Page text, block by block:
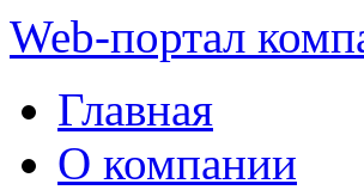
Web-портал
Главная
О компании